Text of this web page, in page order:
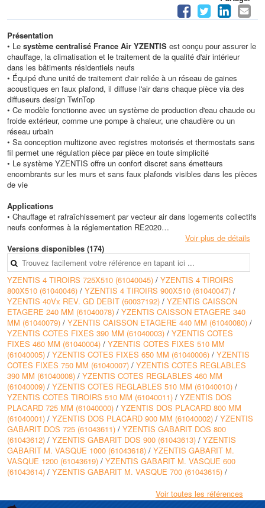
Présentation
• Le système centralisé France Air YZENTIS est conçu pour assurer le
chauffage, la climatisation et le traitement de la qualité d'air intérieur
dans les bâtiments résidentiels neufs
• Équipé d'une unité de traitement d'air reliée à un réseau de gaines
acoustiques en faux plafond, il diffuse l'air dans chaque pièce via des
diffuseurs design TwinTop
• Ce modèle fonctionne avec un système de production d'eau chaude ou
froide extérieur, comme une pompe à chaleur, une chaudière ou un
réseau urbain
• Sa conception multizone avec registres motorisés et thermostats sans
fil permet une régulation pièce par pièce en toute simplicité
• Le système YZENTIS offre un confort discret sans émetteurs
encombrants sur les murs et sans faux plafonds visibles dans les pièces
de vie
Applications
• Chauffage et rafraîchissement par vecteur air dans logements collectifs
neufs conformes à la réglementation RE2020
• Traitement et diffusion d'air dans appartements de surfaces comprises
entre 36 et 140 m2
• Gestion centralisée du confort dans résidences de standing avec baies
vitrées et grandes terrasses
• Climatisation et chauffage de résidences séniors, logements étudiants
et villas d'architecte
• Intégration en faux plafond dans entrées, salles de bains, toilettes et
zones de circulation
Avantages
• Régulation multizone permettant une gestion indépendante de la
température dans chaque pièce
• Intégration discrète en faux plafond supprimant les émetteurs muraux
visibles
• Compatibilité avec de nombreux générateurs de chaleur ou de froid,
qu'ils soient collectifs ou individuels
• Plateforme de régulation Plug and Play avec un seul raccordement
électrique en 230 V pour simplifier l'installation
• Possibilité de pilotage local ou à distance via des solutions de
domotique compatibles
Conception
• Unité de traitement d'air installée en faux plafond et raccordée à un
• Régulation assurée par une platine électronique, un automate et des
registres motorisés commandés par thermostats sans fil
Voir plus de détails
Versions disponibles (174)
YZENTIS 4 TIROIRS 725X510 (61040045) / YZENTIS 4 TIROIRS
800X510 (61040046) / YZENTIS 4 TIROIRS 900X510 (61040047) /
YZENTIS 40Vx REV. GD DEBIT (60037192) / YZENTIS CAISSON
ETAGERE 240 MM (61040078) / YZENTIS CAISSON ETAGERE 340
MM (61040079) / YZENTIS CAISSON ETAGERE 440 MM (61040080) /
YZENTIS COTES FIXES 390 MM (61040003) / YZENTIS COTES
FIXES 460 MM (61040004) / YZENTIS COTES FIXES 510 MM
(61040005) / YZENTIS COTES FIXES 650 MM (61040006) / YZENTIS
COTES FIXES 750 MM (61040007) / YZENTIS COTES REGLABLES
390 MM (61040008) / YZENTIS COTES REGLABLES 460 MM
(61040009) / YZENTIS COTES REGLABLES 510 MM (61040010) /
YZENTIS COTES TIROIRS 510 MM (61040011) / YZENTIS DOS
PLACARD 725 MM (61040000) / YZENTIS DOS PLACARD 800 MM
(61040001) / YZENTIS DOS PLACARD 900 MM (61040002) / YZENTIS
GABARIT DOS 725 (61043611) / YZENTIS GABARIT DOS 800
(61043612) / YZENTIS GABARIT DOS 900 (61043613) / YZENTIS
GABARIT M. VASQUE 1000 (61043618) / YZENTIS GABARIT M.
VASQUE 1200 (61043619) / YZENTIS GABARIT M. VASQUE 600
(61043614) / YZENTIS GABARIT M. VASQUE 700 (61043615) /
YZENTIS GABARIT POSE MINI ZAIO
(61043620)/YZENTIS GABARIT POSE ZAIO GD (61043621)/
Voir toutes les références